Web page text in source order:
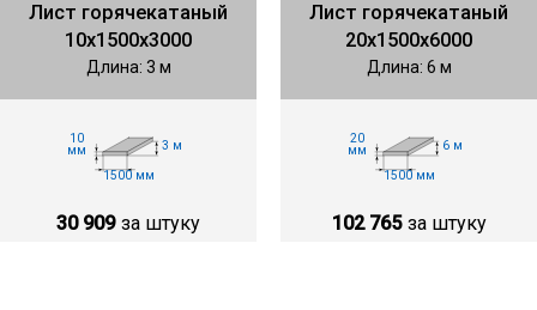
Лист горячекатаный
10х1500х3000
Длина: 3 м
10
мм
3 м
1500 мм
30 909 за штуку
Лист горячекатаный
20х1500х6000
Длина: 6 м
20
мм
6 м
1500 мм
102 765 за штуку